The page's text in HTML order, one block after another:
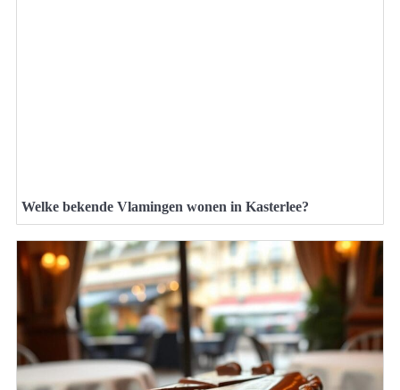
Welke bekende Vlamingen wonen in Kasterlee?